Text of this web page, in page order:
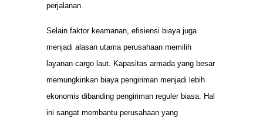
perjalanan.
Selain faktor keamanan, efisiensi biaya juga
menjadi alasan utama perusahaan memilih
layanan cargo laut. Kapasitas armada yang besar
memungkinkan biaya pengiriman menjadi lebih
ekonomis dibanding pengiriman reguler biasa. Hal
ini sangat membantu perusahaan yang